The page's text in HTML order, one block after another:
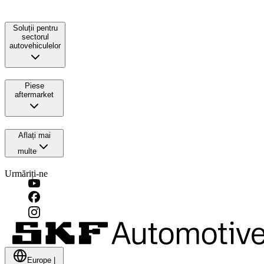
Soluții pentru
sectorul
autovehiculelor
Piese
aftermarket
Aflați mai
multe
Urmăriți-ne
Europe